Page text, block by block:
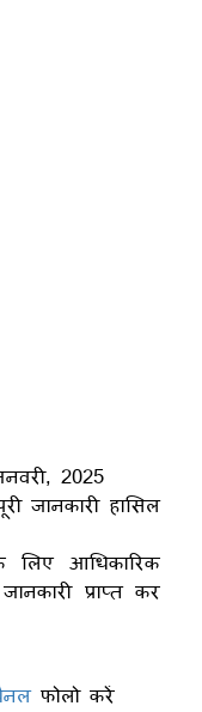
2025
जानकारी हासिल
आधिकारिक
प्राप्त कर
फोलो करें